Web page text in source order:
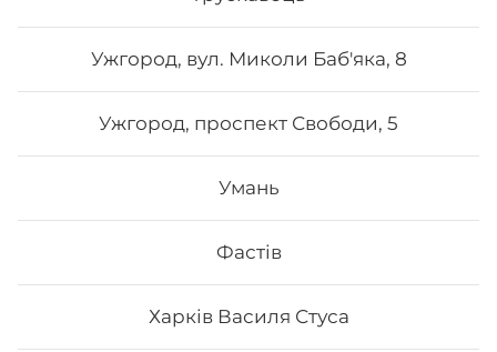
Ужгород, вул. Миколи Баб'яка, 8
Ужгород, проспект Свободи, 5
Умань
Фастів
Харків Василя Стуса